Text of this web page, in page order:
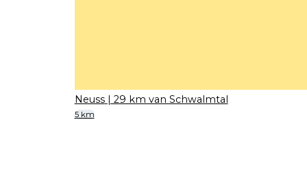
Neuss | 29 km van Schwalmtal
5 km